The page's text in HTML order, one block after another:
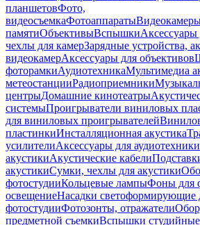
планшетовФото,
видеосъемкаФотоаппараты
памятиОбъективыВспышкиАксессуары
чехлы для камерЗарядные устройства,
видеокамерАксессуары для объективов
фоторамкиАудиотехникаМультимедиа
метеостанцииРадиоприемники
центрыДомашние кинотеатры
системыПроигрыватели виниловых
для виниловых проигрывателей
пластинкиИнсталляционная акустика
усилителиАксессуары для аудиотехники
акустикиАкустические кабели
акустикиСумки, чехлы для акустики
фотостудииКольцевые лампыФоны для
освещениеНасадки светоформирующие
фотостудииФотозонты, отражатели
предметной съемкиВспышки студийные